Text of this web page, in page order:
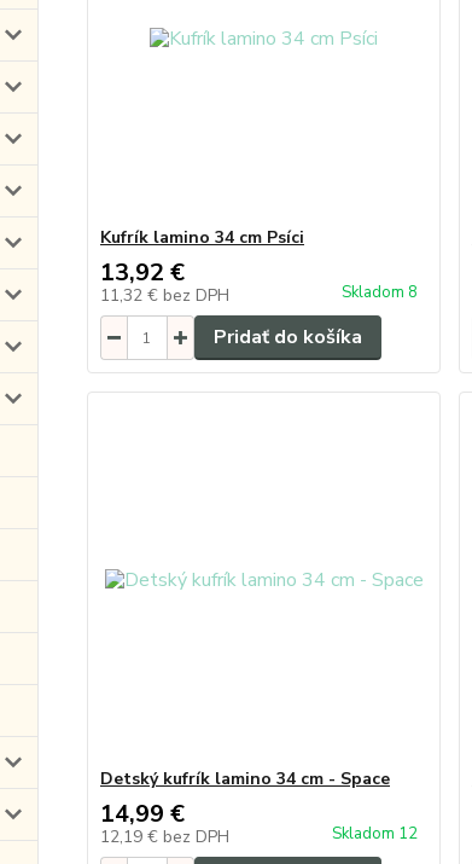
Kufrík lamino 34 cm Psíci
13,92 €
11,32 € bez DPH Skladom 8
Pridať do košíka
Detský kufrík lamino 34 cm - Space
14,99 €
12,19 € bez DPH Skladom 12